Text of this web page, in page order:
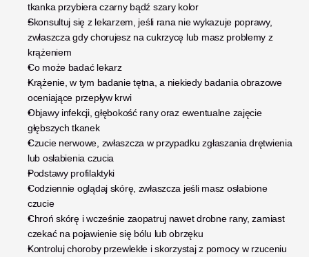
tkanka przybiera czarny bądź szary kolor
Skonsultuj się z lekarzem, jeśli rana nie wykazuje poprawy,
zwłaszcza gdy chorujesz na cukrzycę lub masz problemy z
krążeniem
Co może badać lekarz
Krążenie, w tym badanie tętna, a niekiedy badania obrazowe
oceniające przepływ krwi
Objawy infekcji, głębokość rany oraz ewentualne zajęcie
głębszych tkanek
Czucie nerwowe, zwłaszcza w przypadku zgłaszania drętwienia
lub osłabienia czucia
Podstawy profilaktyki
Codziennie oglądaj skórę, zwłaszcza jeśli masz osłabione
czucie
Chroń skórę i wcześnie zaopatruj nawet drobne rany, zamiast
czekać na pojawienie się bólu lub obrzęku
Kontroluj choroby przewlekłe i skorzystaj z pomocy w rzuceniu